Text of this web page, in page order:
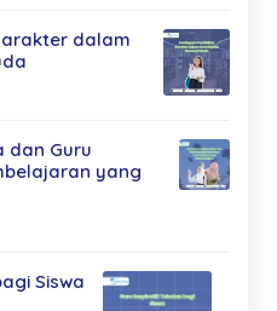
dalam
dan Guru
yang
Siswa